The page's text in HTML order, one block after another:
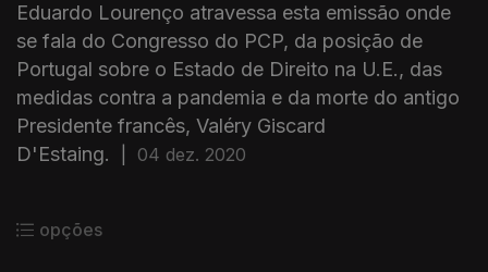
Eduardo Lourenço atravessa esta emissão onde
se fala do Congresso do PCP, da posição de
Portugal sobre o Estado de Direito na U.E., das
medidas contra a pandemia e da morte do antigo
Presidente francês, Valéry Giscard
D'Estaing.
04 dez. 2020
opções